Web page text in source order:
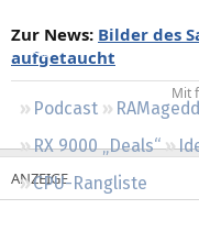
Regeln
Podcast
RX 9000 „Deals“
CPU-Rangliste
Zur News: Bilder des
aufgetaucht
Mit